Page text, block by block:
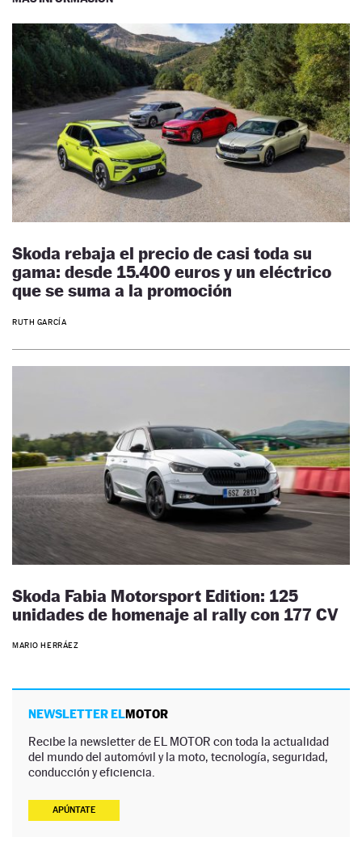
Skoda rebaja el precio de casi toda su
gama: desde 15.400 euros y un eléctrico
que se suma a la promoción
RUTH GARCÍA
Skoda Fabia Motorsport Edition: 125
unidades de homenaje al rally con 177 CV
MARIO HERRÁEZ
NEWSLETTER ELMOTOR
Recibe la newsletter de EL MOTOR con toda la actualidad
del mundo del automóvil y la moto, tecnología, seguridad,
conducción y eficiencia.
APÚNTATE